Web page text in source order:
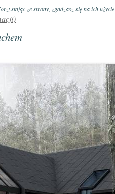
ze strony, zgadzasz się na ich użycie